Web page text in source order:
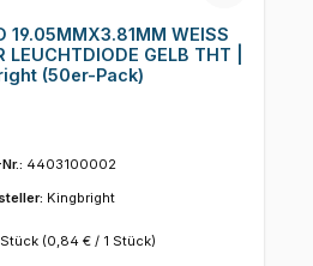
19.05MMX3.81MM WEISS
LEUCHTDIODE GELB THT |
(50er-Pack)
4403100002
Kingbright
(0,84 € / 1 Stück)